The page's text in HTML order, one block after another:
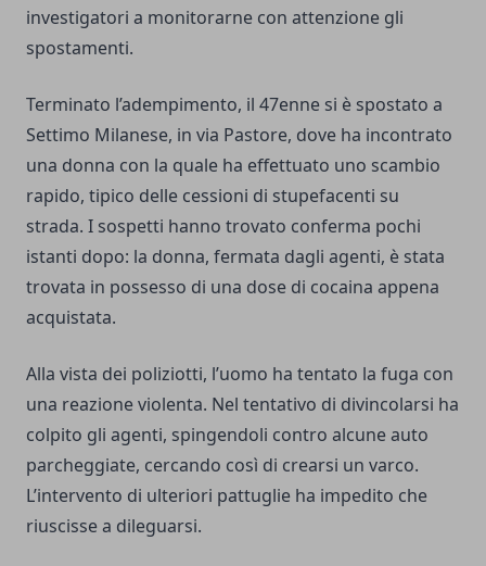
investigatori a monitorarne con attenzione gli
spostamenti.
Terminato l’adempimento, il 47enne si è spostato a
Settimo Milanese, in via Pastore, dove ha incontrato
una donna con la quale ha effettuato uno scambio
rapido, tipico delle cessioni di stupefacenti su
strada. I sospetti hanno trovato conferma pochi
istanti dopo: la donna, fermata dagli agenti, è stata
trovata in possesso di una dose di cocaina appena
acquistata.
Alla vista dei poliziotti, l’uomo ha tentato la fuga con
una reazione violenta. Nel tentativo di divincolarsi ha
colpito gli agenti, spingendoli contro alcune auto
parcheggiate, cercando così di crearsi un varco.
L’intervento di ulteriori pattuglie ha impedito che
riuscisse a dileguarsi.